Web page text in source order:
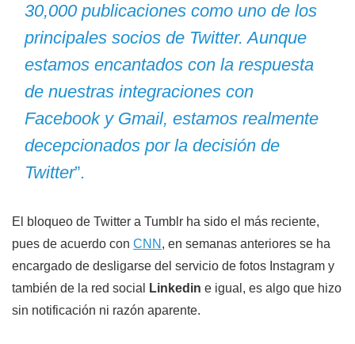
30,000 publicaciones como uno de los
principales socios de Twitter. Aunque
estamos encantados con la respuesta
de nuestras integraciones con
Facebook y Gmail, estamos realmente
decepcionados por la decisión de
Twitter”.
El bloqueo de Twitter a Tumblr ha sido el más reciente,
pues de acuerdo con CNN , en semanas anteriores se ha
encargado de desligarse del servicio de fotos Instagram y
también de la red social
Linkedin e igual, es algo que hizo
sin notificación ni razón aparente.